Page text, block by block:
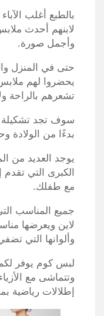
بالطبع أغلب
لابنهم أحدث
وأجمل صورة.
حتى في المنزل
يحضروا لهم
تشعرهم بالراحة
سوف تجد
بدءًا من الولادة
يوجد العديد من
الكبرى التي
مع طفلك.
جميع المناسب
لاين ويعرضها
وألوانها التي
لبس كوم يوفر
وتتماشى مع
إطلالات رياضية